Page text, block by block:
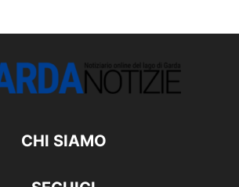
CHI SIAMO